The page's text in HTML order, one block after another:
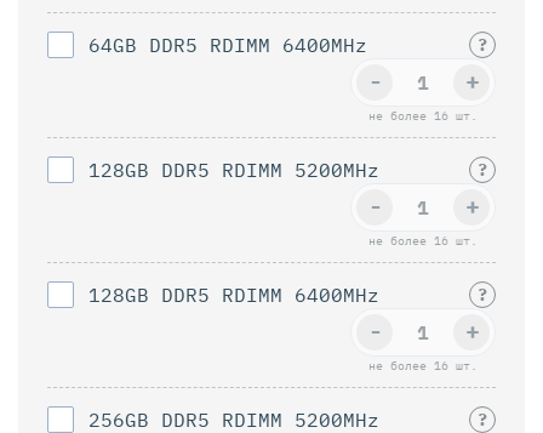
64GB DDR5 RDIMM 6400MHz ?
не более 16 шт.
+
-
128GB DDR5 RDIMM 5200MHz ?
не более 16 шт.
+
-
128GB DDR5 RDIMM 6400MHz ?
не более 16 шт.
+
-
256GB DDR5 RDIMM 5200MHz ?